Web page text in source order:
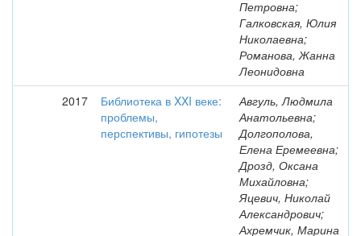
Петровна;
Галковская, Юлия
Николаевна;
Романова, Жанна
Леонидовна
2017
Библиотека в XXI веке:
проблемы,
перспективы, гипотезы
Авгуль, Людмила
Анатольевна;
Долгополова,
Елена Еремеевна;
Дрозд, Оксана
Михайловна;
Яцевич, Николай
Александрович;
Ахремчик, Марина